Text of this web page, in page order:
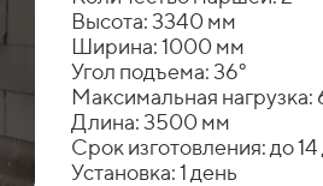
Высота: 3340 мм
Ширина: 1000 мм
Угол подъема: 36°
Максимальная
Длина: 3500 мм
Срок изготовления: до
Установка: 1 день